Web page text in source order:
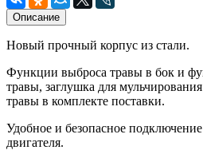
Описание
Новый прочный корпус из стали.
Функции выброса травы в бок и
травы, заглушка для
травы в комплекте поставки.
Удобное и безопасное
двигателя.